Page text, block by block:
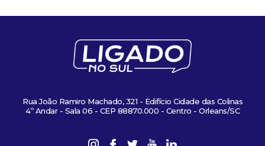
Rua João Ramiro Machado, 321 - Edifício Cidade das Colinas
4º Andar - Sala 06 - CEP 88870.000 - Centro - Orleans/SC